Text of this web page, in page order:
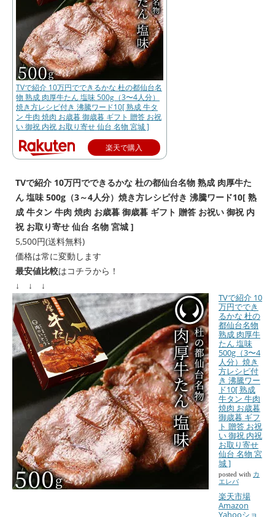
TVで紹介 10万円でできるかな 杜の都仙台名
物 熟成 肉厚牛たん 塩味 500g（3〜4人分）
焼き方レシピ付き 沸騰ワード10[ 熟成 牛タ
ン 牛肉 焼肉 お歳暮 御歳暮 ギフト 贈答 お祝
い 御祝 内祝 お取り寄せ 仙台 名物 宮城 ]
楽天で購入
TVで紹介 10万円でできるかな 杜の都仙台名物 熟成 肉厚牛た
ん 塩味 500g（3～4人分）焼き方レシピ付き 沸騰ワード10[ 熟
成 牛タン 牛肉 焼肉 お歳暮 御歳暮 ギフト 贈答 お祝い 御祝 内
祝 お取り寄せ 仙台 名物 宮城 ]
5,500円(送料無料)
価格は常に変動します
最安値比較はコチラから！
↓ ↓ ↓
TVで紹介 10
万円ででき
るかな 杜の
都仙台名物
熟成 肉厚牛
たん 塩味
500g（3〜4
人分）焼き
方レシピ付
き 沸騰ワー
ド10[ 熟成
牛タン 牛肉
焼肉 お歳暮
御歳暮 ギフ
ト 贈答 お祝
い 御祝 内祝
お取り寄せ
仙台 名物 宮
城 ]
posted with カ
エレバ
楽天市場
Amazon
Yahooショ